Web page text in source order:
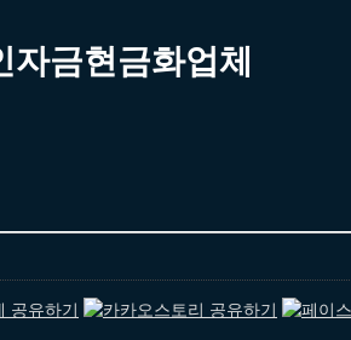
금현금화업체